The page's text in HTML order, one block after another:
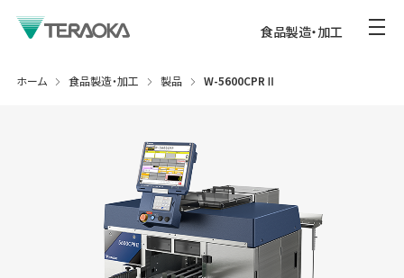
食品製造・加工
ホーム 食品製造・加工 製品 W-5600CPRⅡ